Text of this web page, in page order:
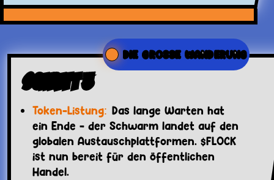
DIE GROSSE WANDERUNG
Schritt 3
Token-Listung: Das lange Warten hat
ein Ende - der Schwarm landet auf den
globalen Austauschplattformen. $FLOCK
ist nun bereit für den öffentlichen
Handel.